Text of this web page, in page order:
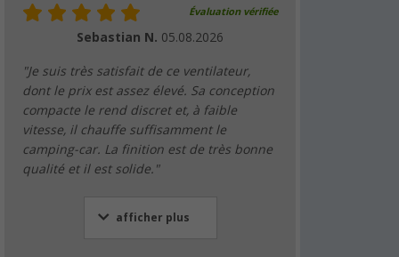
Évaluation vérifiée
Sebastian N. 05.08.2026
"Je suis très satisfait de ce ventilateur,
dont le prix est assez élevé. Sa conception
compacte le rend discret et, à faible
vitesse, il chauffe suffisamment le
camping-car. La finition est de très bonne
qualité et il est solide."
afficher plus